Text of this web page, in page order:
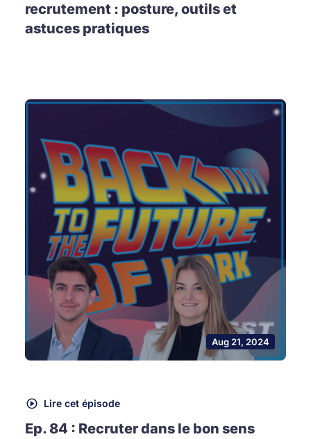
recrutement : posture, outils et
astuces pratiques
Aug 21, 2024
Lire cet épisode
Ep. 84 : Recruter dans le bon sens